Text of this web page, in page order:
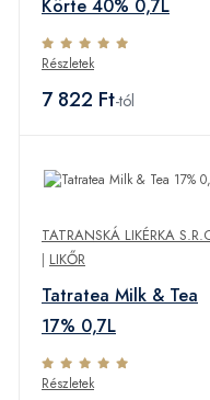
Körte 40% 0,7L
Részletek
7 822 Ft-tól
TATRANSKÁ LIKÉRKA
| LIKŐR
Tatratea Milk & Tea
17% 0,7L
Részletek